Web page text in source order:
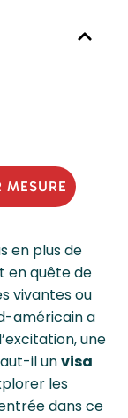
en plus de
en quête de
vivantes ou
américain a
une
il unvisa
les
dans ce